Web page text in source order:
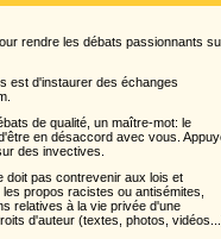
rendre les débats passionnants
est d'instaurer des échanges
de qualité, un maître-mot: le
en désaccord avec vous.
des invectives.
doit pas contrevenir aux lois et
propos racistes ou antisémites,
relatives à la vie privée d'une
d'auteur (textes, photos,